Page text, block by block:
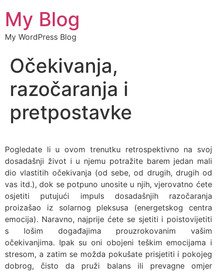
My Blog
My WordPress Blog
Očekivanja,
razočaranja i
pretpostavke
Pogledate li u ovom trenutku retrospektivno na svoj
dosadašnji život i u njemu potražite barem jedan mali
dio vlastitih očekivanja (od sebe, od drugih, drugih od
vas itd.), dok se potpuno unosite u njih, vjerovatno ćete
osjetiti putujući impuls dosadašnjih razočaranja
proizašao iz solarnog pleksusa (energetskog centra
emocija). Naravno, najprije ćete se sjetiti i poistovijetiti
s lošim događajima prouzrokovanim vašim
očekivanjima. Ipak su oni obojeni teškim emocijama i
stresom, a zatim se možda pokušate prisjetiti i pokojeg
dobrog, čisto da pruži balans ili prevagne omjer